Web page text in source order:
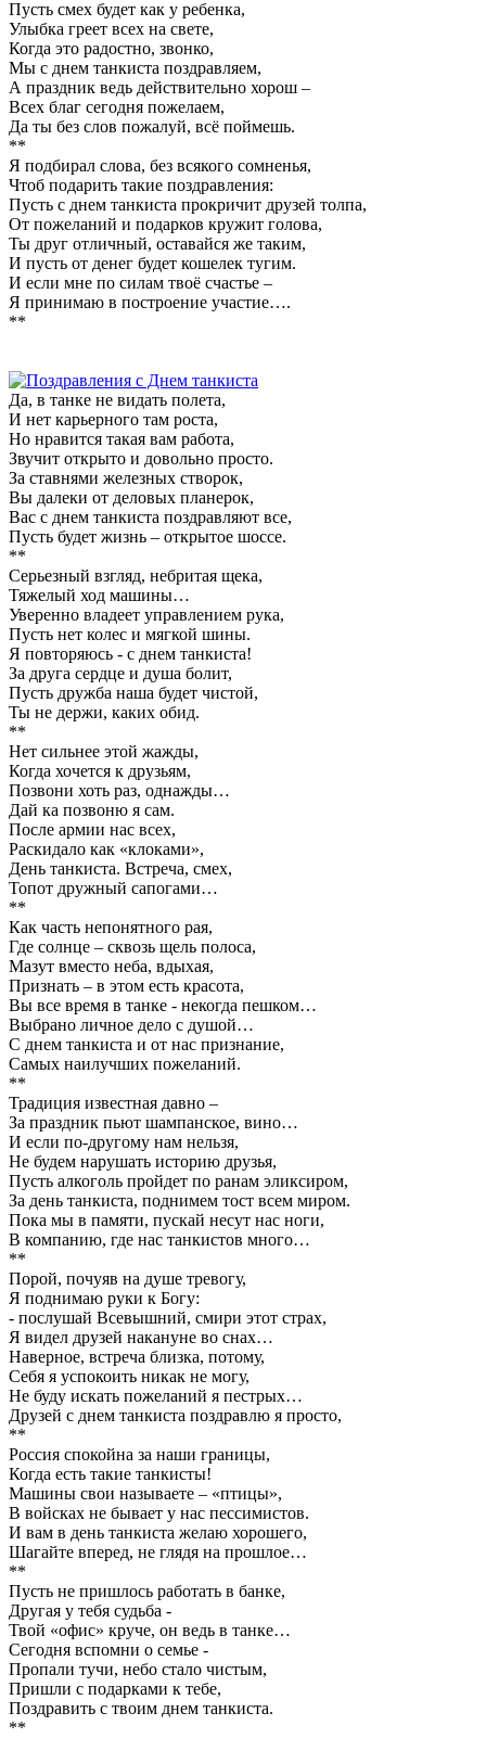
Пусть смех будет как у ребенка,
Улыбка греет всех на свете,
Когда это радостно, звонко,
Мы с днем танкиста поздравляем,
А праздник ведь действительно хорош –
Всех благ сегодня пожелаем,
Да ты без слов пожалуй, всё поймешь.
**
Я подбирал слова, без всякого сомненья,
Чтоб подарить такие поздравления:
Пусть с днем танкиста прокричит друзей толпа,
От пожеланий и подарков кружит голова,
Ты друг отличный, оставайся же таким,
И пусть от денег будет кошелек тугим.
И если мне по силам твоё счастье –
Я принимаю в построение участие….
**
Да, в танке не видать полета,
И нет карьерного там роста,
Но нравится такая вам работа,
Звучит открыто и довольно просто.
За ставнями железных створок,
Вы далеки от деловых планерок,
Вас с днем танкиста поздравляют все,
Пусть будет жизнь – открытое шоссе.
**
Серьезный взгляд, небритая щека,
Тяжелый ход машины…
Уверенно владеет управлением рука,
Пусть нет колес и мягкой шины.
Я повторяюсь - с днем танкиста!
За друга сердце и душа болит,
Пусть дружба наша будет чистой,
Ты не держи, каких обид.
**
Нет сильнее этой жажды,
Когда хочется к друзьям,
Позвони хоть раз, однажды…
Дай ка позвоню я сам.
После армии нас всех,
Раскидало как «клоками»,
День танкиста. Встреча, смех,
Топот дружный сапогами…
**
Как часть непонятного рая,
Где солнце – сквозь щель полоса,
Мазут вместо неба, вдыхая,
Признать – в этом есть красота,
Вы все время в танке - некогда пешком…
Выбрано личное дело с душой…
С днем танкиста и от нас признание,
Самых наилучших пожеланий.
**
Традиция известная давно –
За праздник пьют шампанское, вино…
И если по-другому нам нельзя,
Не будем нарушать историю друзья,
Пусть алкоголь пройдет по ранам эликсиром,
За день танкиста, поднимем тост всем миром.
Пока мы в памяти, пускай несут нас ноги,
В компанию, где нас танкистов много…
**
Порой, почуяв на душе тревогу,
Я поднимаю руки к Богу:
- послушай Всевышний, смири этот страх,
Я видел друзей накануне во снах…
Наверное, встреча близка, потому,
Себя я успокоить никак не могу,
Не буду искать пожеланий я пестрых…
Друзей с днем танкиста поздравлю я просто,
**
Россия спокойна за наши границы,
Когда есть такие танкисты!
Машины свои называете – «птицы»,
В войсках не бывает у нас пессимистов.
И вам в день танкиста желаю хорошего,
Шагайте вперед, не глядя на прошлое…
**
Пусть не пришлось работать в банке,
Другая у тебя судьба -
Твой «офис» круче, он ведь в танке…
Сегодня вспомни о семье -
Пропали тучи, небо стало чистым,
Пришли с подарками к тебе,
Поздравить с твоим днем танкиста.
**